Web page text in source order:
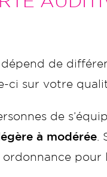
dépend de
ci sur votre
de
à modérée .
pour